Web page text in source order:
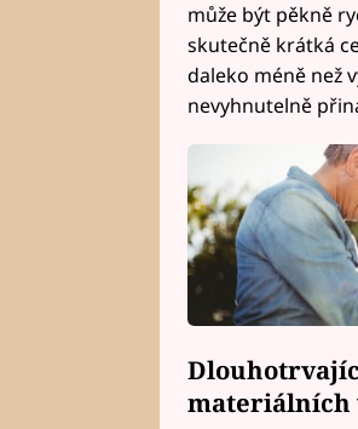
může být pěkně
skutečně krátká
daleko méně než
nevyhnutelně
materiálních